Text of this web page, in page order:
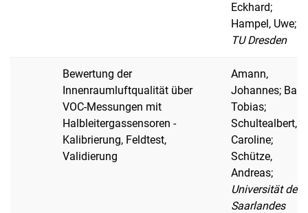
Eckhard;
Hampel, Uwe;
TU Dresden
Bewertung der
Innenraumluftqualität über
VOC-Messungen mit
Halbleitergassensoren -
Kalibrierung, Feldtest,
Validierung
Amann,
Johannes; Baur,
Tobias;
Schultealbert,
Caroline;
Schütze,
Andreas;
Universität des
Saarlandes